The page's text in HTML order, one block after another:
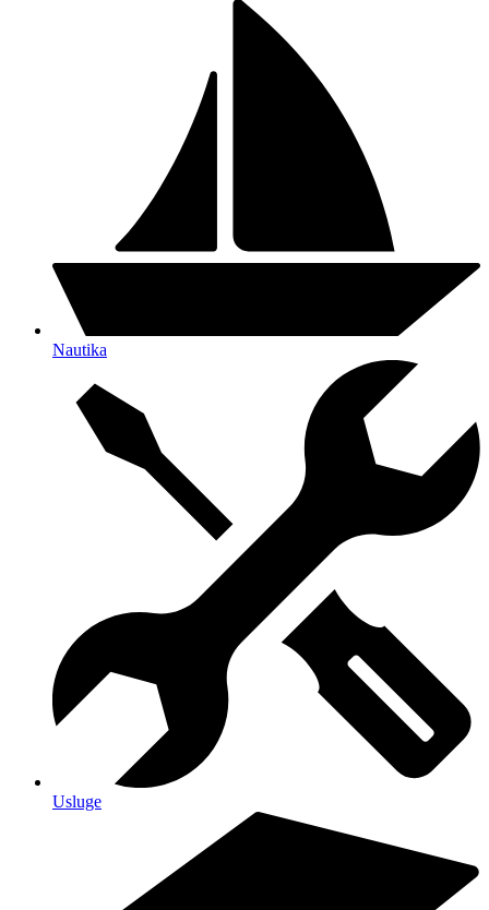
Nautika
Usluge